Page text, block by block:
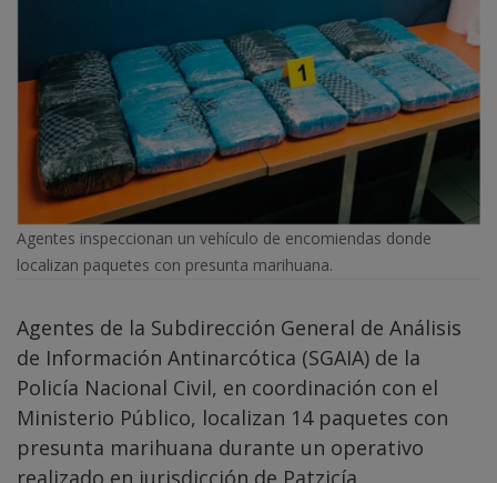
Agentes inspeccionan un vehículo de encomiendas donde
localizan paquetes con presunta marihuana.
Agentes de la Subdirección General de Análisis
de Información Antinarcótica (SGAIA) de la
Policía Nacional Civil, en coordinación con el
Ministerio Público, localizan 14 paquetes con
presunta marihuana durante un operativo
realizado en jurisdicción de Patzicía,